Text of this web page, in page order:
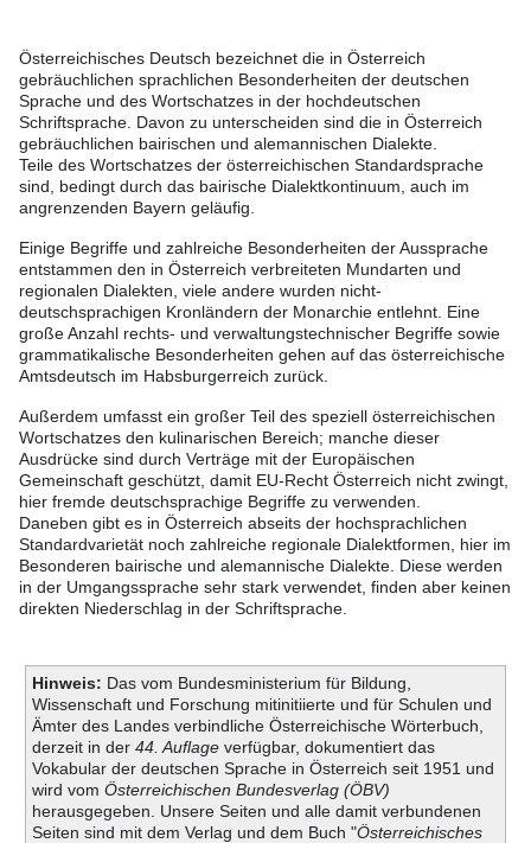
Österreichisches Deutsch bezeichnet die in Österreich
gebräuchlichen sprachlichen Besonderheiten der deutschen
Sprache und des Wortschatzes in der hochdeutschen
Schriftsprache. Davon zu unterscheiden sind die in Österreich
gebräuchlichen bairischen und alemannischen Dialekte.
Teile des Wortschatzes der österreichischen Standardsprache
sind, bedingt durch das bairische Dialektkontinuum, auch im
angrenzenden Bayern geläufig.
Einige Begriffe und zahlreiche Besonderheiten der Aussprache
entstammen den in Österreich verbreiteten Mundarten und
regionalen Dialekten, viele andere wurden nicht-
deutschsprachigen Kronländern der Monarchie entlehnt. Eine
große Anzahl rechts- und verwaltungstechnischer Begriffe sowie
grammatikalische Besonderheiten gehen auf das österreichische
Amtsdeutsch im Habsburgerreich zurück.
Außerdem umfasst ein großer Teil des speziell österreichischen
Wortschatzes den kulinarischen Bereich; manche dieser
Ausdrücke sind durch Verträge mit der Europäischen
Gemeinschaft geschützt, damit EU-Recht Österreich nicht zwingt,
hier fremde deutschsprachige Begriffe zu verwenden.
Daneben gibt es in Österreich abseits der hochsprachlichen
Standardvarietät noch zahlreiche regionale Dialektformen, hier im
Besonderen bairische und alemannische Dialekte. Diese werden
in der Umgangssprache sehr stark verwendet, finden aber keinen
direkten Niederschlag in der Schriftsprache.
Hinweis: Das vom Bundesministerium für Bildung,
Wissenschaft und Forschung mitinitiierte und für Schulen und
Ämter des Landes verbindliche Österreichische Wörterbuch,
derzeit in der 44. Auflageverfügbar, dokumentiert das
Vokabular der deutschen Sprache in Österreich seit 1951 und
wird vom Österreichischen Bundesverlag (ÖBV)
herausgegeben. Unsere Seiten und alle damit verbundenen
Seiten sind mit dem Verlag und dem Buch "Österreichisches